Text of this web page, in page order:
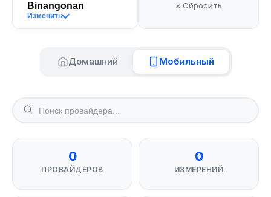
Binangonan
Изменить
× Сбросить
Домашний Мобильный
0
ПРОВАЙДЕРОВ
0
ИЗМЕРЕНИЙ